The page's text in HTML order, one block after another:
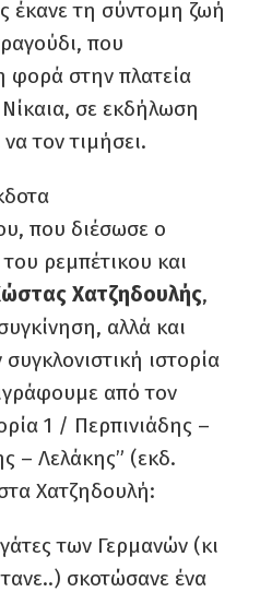
έκανε τη σύντομη ζωή
που
φορά στην πλατεία
σε εκδήλωση
τον τιμήσει.
που διέσωσε ο
ρεμπέτικου και
Χατζηδουλής,
αλλά και
ιστορία
από τον
1 / Περπινιάδης –
– Λελάκης” (εκδ.
Χατζηδουλή:
των Γερμανών (κι
σκοτώσανε ένα